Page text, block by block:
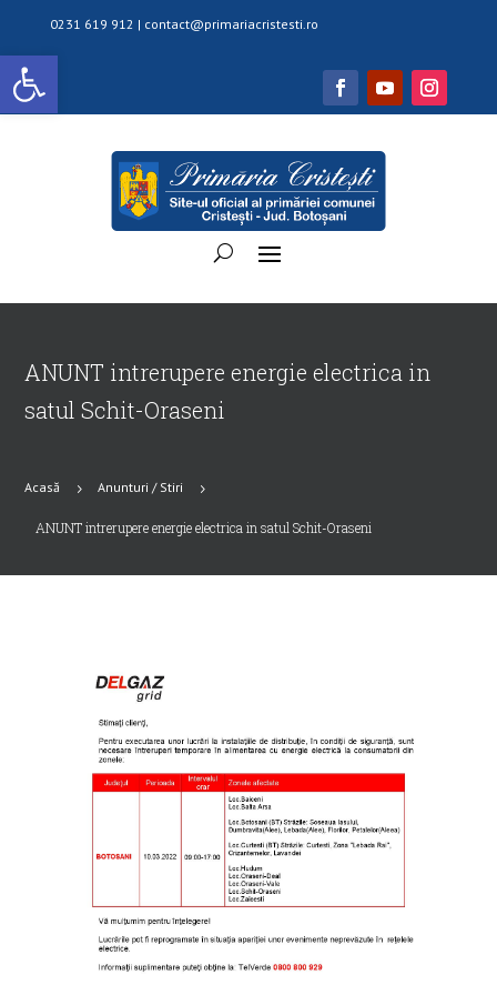
Deschide bara de unelte
0231 619 912 | contact@primariacristesti.ro
ANUNT intrerupere energie electrica in
satul Schit-Oraseni
Acasă 5 Anunturi / Stiri 5
ANUNT intrerupere energie electrica in satul Schit-Oraseni